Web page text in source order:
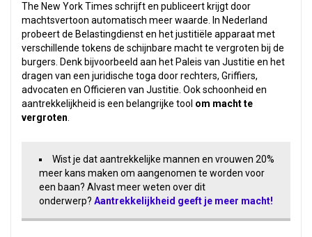
The New York Times schrijft en publiceert krijgt door
machtsvertoon automatisch meer waarde. In Nederland
probeert de Belastingdienst en het justitiële apparaat met
verschillende tokens de schijnbare macht te vergroten bij de
burgers. Denk bijvoorbeeld aan het Paleis van Justitie en het
dragen van een juridische toga door rechters, Griffiers,
advocaten en Officieren van Justitie. Ook schoonheid en
aantrekkelijkheid is een belangrijke tool om macht te
vergroten
Wist je dat aantrekkelijke mannen en vrouwen 20%
meer kans maken om aangenomen te worden voor
een baan? Alvast meer weten over dit
onderwerp? Aantrekkelijkheid geeft je meer macht!